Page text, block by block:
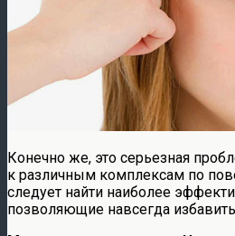
Конечно же, это серьезная
к различным комплексам по
следует найти наиболее
позволяющие навсегда